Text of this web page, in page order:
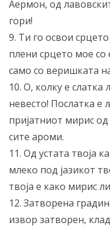
Аермон, од
гори!
9. Ти го освои
плени срцето мое со
само со веришката
10. О, колку е слатка
невесто! Послатка е
пријатниот мирис
сите ароми.
11. Од устата твоја
млеко под јазикот
твоја е како мирис
12. Затворена
извор затворен,